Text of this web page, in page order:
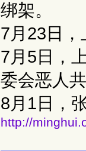
绑架。
7月23日
7月5日，
委会恶人
8月1日，
http://